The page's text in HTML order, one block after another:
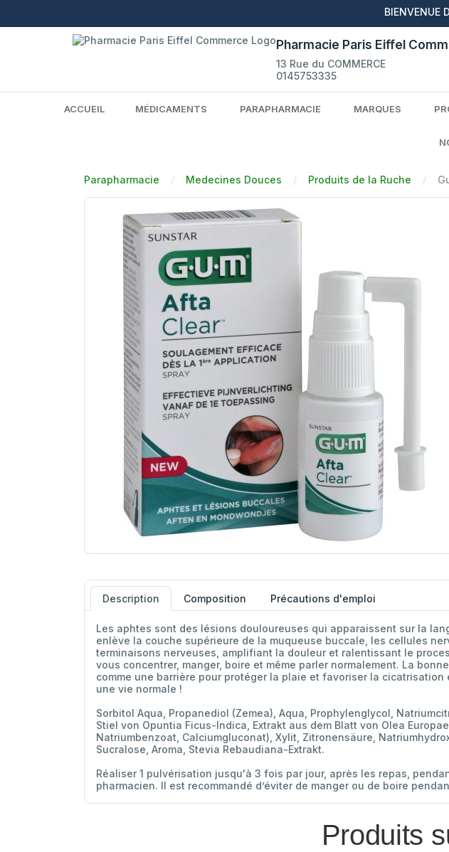
BIENVENUE
Pharmacie Paris Eiffel
13 Rue du COMMERCE
0145753335
ACCUEIL MÉDICAMENTS PARAPHARMACIE MARQUES
Parapharmacie Medecines Douces Produits de la Ruche
Description Composition Précautions d'emploi
Les aphtes sont des lésions douloureuses qui apparaissent sur la
enlève la couche supérieure de la muqueuse buccale, les cellules
terminaisons nerveuses, amplifiant la douleur et ralentissant le
vous concentrer, manger, boire et même parler normalement. La
comme une barrière pour protéger la plaie et favoriser la
une vie normale !
Sorbitol Aqua, Propanediol (Zemea), Aqua, Prophylenglycol,
Stiel von Opuntia Ficus-Indica, Extrakt aus dem Blatt von Olea
Natriumbenzoat, Calciumgluconat), Xylit, Zitronensäure,
Sucralose, Aroma, Stevia Rebaudiana-Extrakt.
Réaliser 1 pulvérisation jusqu'à 3 fois par jour, après les repas,
pharmacien. Il est recommandé d’éviter de manger ou de boire
Produits